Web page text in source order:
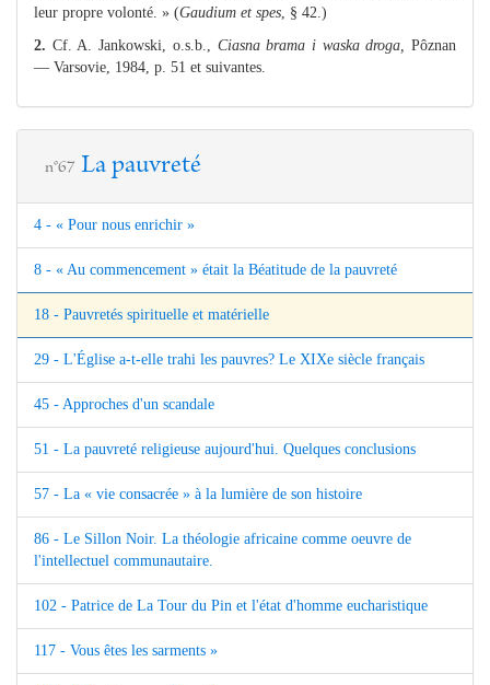
leur propre volonté. » (Gaudium et spes , § 42.)
2. Cf. A. Jankowski, o.s.b., Ciasna brama i waska droga, Pôznan
— Varsovie, 1984, p. 51 et suivantes.
n°67 La pauvreté
4 - « Pour nous enrichir »
8 - « Au commencement » était la Béatitude de la pauvreté
18 - Pauvretés spirituelle et matérielle
29 - L'Église a-t-elle trahi les pauvres? Le XIXe siècle français
45 - Approches d'un scandale
51 - La pauvreté religieuse aujourd'hui. Quelques conclusions
57 - La « vie consacrée » à la lumière de son histoire
86 - Le Sillon Noir. La théologie africaine comme oeuvre de
l'intellectuel communautaire.
102 - Patrice de La Tour du Pin et l'état d'homme eucharistique
117 - Vous êtes les sarments »